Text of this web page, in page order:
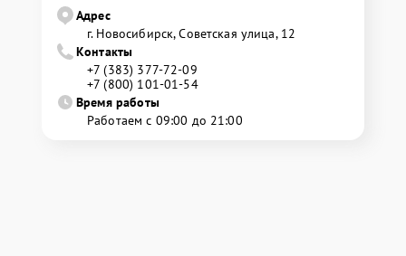
Адрес
г. Новосибирск, Советская улица, 12
Контакты
+7 (383) 377-72-09
+7 (800) 101-01-54
Время работы
Работаем с 09:00 до 21:00